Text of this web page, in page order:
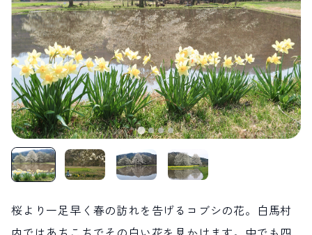
LIVE CAMERA
ライブカメラ
RECOMMENDATION
おすすめ情報
ABOUT HAKUBA
白馬村について
EVENTS
イベント情報
INFORMATION
お知らせ
MEISTER TOUR
マイスターツアー
STAY
宿泊施設
ACTIVITIES
アクティビティー
HAKUBA ORIGINAL
Hakuba Original
NORWAY VILLAGE
ノルウェービレッジ
SEASONS
白馬村の季節
SHIONOMICHI
塩の道
FURUSATO TAX
ふるさと納税
桜より一足早く春の訪れを告げるコブシの花。白馬村